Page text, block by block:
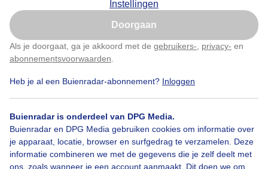
Instellingen
Doorgaan
Als je doorgaat, ga je akkoord met de gebruikers- privacy- en
abonnementsvoorwaarden
Heb je al een Buienradar-abonnement? Inloggen
Buienradar is onderdeel van DPG Media.
Buienradar en DPG Media gebruiken cookies om informatie over
je apparaat, locatie, browser en surfgedrag te verzamelen. Deze
informatie combineren we met de gegevens die je zelf deelt met
ons, zoals wanneer je een account aanmaakt. Dit doen we om
In loop van de ochtend klaart het op en is er meer zon
en blauwe lucht
Door: Toon Boons Gemaakt: 20-04-2026, 28x bekeken
Zonnig Seringenboom Blauwelucht
Nu niet, misschien later
Klik hierom dit aan te passen